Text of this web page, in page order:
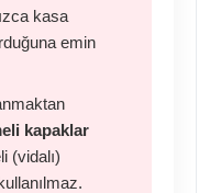
kasa
emin
kapaklar
(vidalı)